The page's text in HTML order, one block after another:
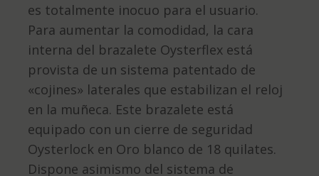
es totalmente inocuo para el usuario.
Para aumentar la comodidad, la cara
interna del brazalete Oysterflex está
provista de un sistema patentado de
«cojines» laterales que estabilizan el reloj
en la muñeca. Este brazalete está
equipado con un cierre de seguridad
Oysterlock en Oro blanco de 18 quilates.
Dispone asimismo del sistema de